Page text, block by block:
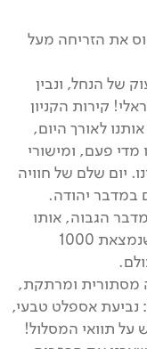
את הזריחה מעל
של הנחל, ונבין
קירות הקניון
מטרים ילוו אותנו לאורך היום,
מדי פעם, ומישורי
יום שלם של חוויה
במדבר יהודה.
הגבוה, אותו
עזבנו אתמול, אל בקעת ים המלח שנמצאת 1000
מסתורית ומרתקת,
אספלט טבעי,
תוואי המסלול!